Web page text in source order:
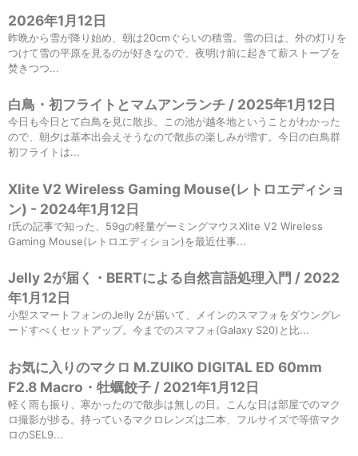
2026年1月12日
昨晩から雪が降り始め、朝は20cmぐらいの積雪。雪の日は、外の灯りを
つけて雪の平原を見るのが好きなので、夜明け前に起きて薪ストーブを
焚きつつ...
白鳥・初フライトとマムアンランチ / 2025年1月12日
今日も今日とて白鳥を見に散歩。この池が越冬地ということがわかった
ので、朝夕は基本出会えそうなので散歩の楽しみが増す。今日の白鳥群
初フライトは...
Xlite V2 Wireless Gaming Mouse(レトロエディショ
ン) - 2024年1月12日
r氏の記事で知った、59gの軽量ゲーミングマウスXlite V2 Wireless
Gaming Mouse(レトロエディション)を最近仕事...
Jelly 2が届く・BERTによる自然言語処理入門 / 2022
年1月12日
小型スマートフォンのJelly 2が届いて、メインのスマフォをダウングレ
ードすべくセットアップ。今までのスマフォ(Galaxy S20)と比...
お気に入りのマクロ M.ZUIKO DIGITAL ED 60mm
F2.8 Macro・牡蠣餃子 / 2021年1月12日
軽く雨も振り、寒かったので散歩は無しの日。こんな日は部屋でのマク
ロ撮影が捗る。持っているマクロレンズは二本、フルサイズで等倍マク
ロのSEL9...